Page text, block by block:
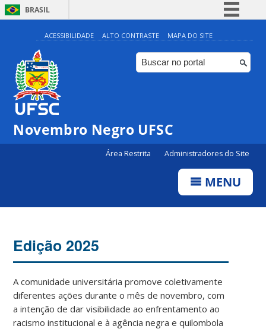
BRASIL
Simplifique!
Comunica BR
Participe
ACESSIBILIDADE ALTO CONTRASTE MAPA DO SITE
Novembro Negro UFSC
Área Restrita Administradores do Site
MENU
Edição 2025
A comunidade universitária promove coletivamente
diferentes ações durante o mês de novembro, com
a intenção de dar visibilidade ao enfrentamento ao
racismo institucional e à agência negra e quilombola